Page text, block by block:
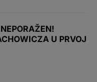
U PRVOJ